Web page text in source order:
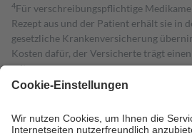
4Für verschreibungspflichtige
Rezept aus und der Patient erhält sie in
gesetzliche Krankenversicherung
Kosten dafür, der Versicherte trägt
mit.
Grundsätzlich leisten Mitglieder
höchstens zehn Euro.
Es sind jedoch nie
Kosten der Leistung zu entrichten.